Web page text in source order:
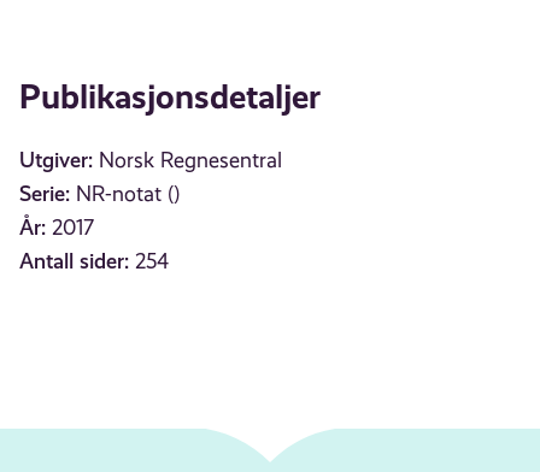
Publikasjonsdetaljer
Utgiver: Norsk Regnesentral
Serie: NR-notat ()
År: 2017
Antall sider: 254